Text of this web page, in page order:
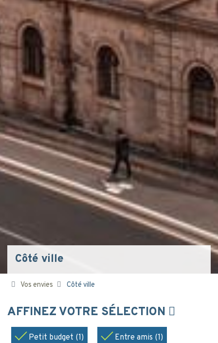
Côté ville
Vos envies Côté ville
AFFINEZ VOTRE SÉLECTION
Petit budget (1) Entre amis (1)